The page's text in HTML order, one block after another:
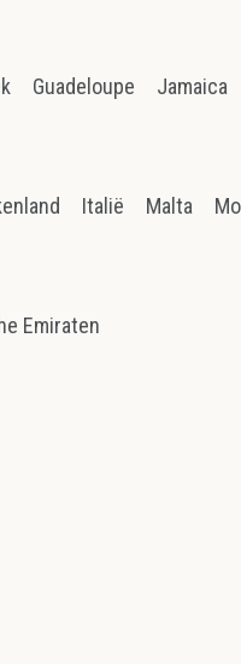
Guadeloupe Jamaica
Italië Malta
Emiraten